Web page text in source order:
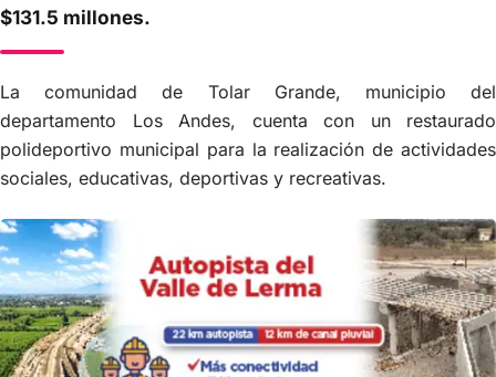
$131.5 millones.
La comunidad de Tolar Grande, municipio del
departamento Los Andes, cuenta con un restaurado
polideportivo municipal para la realización de actividades
sociales, educativas, deportivas y recreativas.